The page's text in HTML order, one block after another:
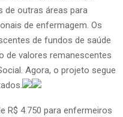
de outras áreas para
de enfermagem. Os
de fundos de saúde
de valores remanescentes
Agora, o projeto segue
R$ 4.750 para enfermeiros